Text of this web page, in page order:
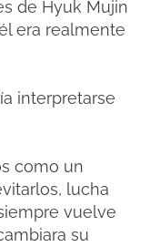
de Hyuk Mujin
era realmente
interpretarse
como un
lucha
vuelve
su